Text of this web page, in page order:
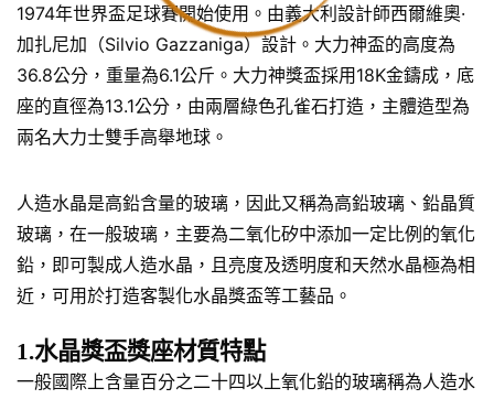
1974年世界盃足球賽開始使用。由義大利設計師西爾維奧·
加扎尼加（Silvio Gazzaniga）設計。大力神盃的高度為
36.8公分，重量為6.1公斤。大力神獎盃採用18K金鑄成，底
座的直徑為13.1公分，由兩層綠色孔雀石打造，主體造型為
兩名大力士雙手高舉地球。
人造水晶是高鉛含量的玻璃，因此又稱為高鉛玻璃、鉛晶質
玻璃，在一般玻璃，主要為二氧化矽中添加一定比例的氧化
鉛，即可製成人造水晶，且亮度及透明度和天然水晶極為相
近，可用於打造客製化水晶獎盃等工藝品。
1.水晶獎盃獎座材質特點
一般國際上含量百分之二十四以上氧化鉛的玻璃稱為人造水